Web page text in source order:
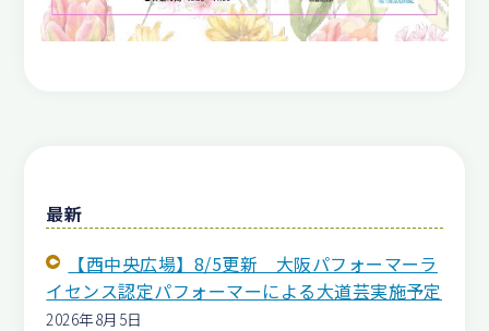
最新
【西中央広場】8/5更新 大阪パフォーマーラ
イセンス認定パフォーマーによる大道芸実施予定
2026年8月5日